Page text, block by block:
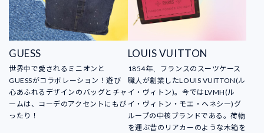
GUESS
世界中で愛されるミニオンと
GUESSがコラボレーション！遊び
心あふれるデザインのバッグとチャ
ームは、コーデのアクセントにもぴ
ったり！
LOUIS VUITTON
1854年、フランスのスーツケース
職人が創業したLOUIS VUITTON(ル
イ・ヴィトン)。今ではLVMH(ル
イ・ヴィトン・モエ・ヘネシー)グ
ループの中核ブランドである。荷物
を運ぶ昔のリアカーのような木箱を